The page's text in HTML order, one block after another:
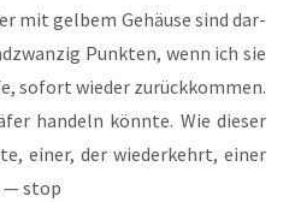
mit gel­bem Gehäu­se sind dar­
Punk­ten, wenn ich sie
sofort wie­der zurück­kom­men.
han­deln könn­te. Wie die­ser
einer, der wie­der­kehrt, einer
— stop